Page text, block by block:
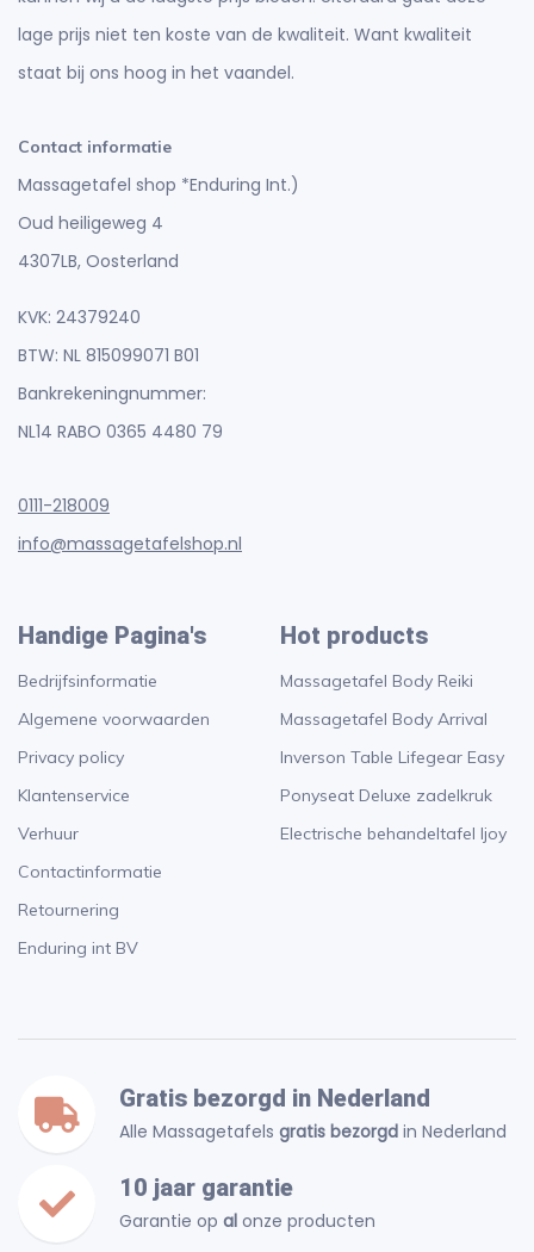
lage prijs niet ten koste van de kwaliteit. Want kwaliteit
staat bij ons hoog in het vaandel.
Contact informatie
Massagetafel shop *Enduring Int.)
Oud heiligeweg 4
4307LB, Oosterland
KVK: 24379240
BTW: NL 815099071 B01
Bankrekeningnummer:
NL14 RABO 0365 4480 79
0111-218009
info@massagetafelshop.nl
Handige Pagina's
Bedrijfsinformatie
Algemene voorwaarden
Privacy policy
Klantenservice
Verhuur
Contactinformatie
Retournering
Enduring int BV
Hot products
Massagetafel Body Reiki
Massagetafel Body Arrival
Inverson Table Lifegear Easy
Ponyseat Deluxe zadelkruk
Electrische behandeltafel Ijoy
Gratis bezorgd in Nederland
Alle Massagetafels gratis bezorgd in Nederland
10 jaar garantie
Garantie op al onze producten